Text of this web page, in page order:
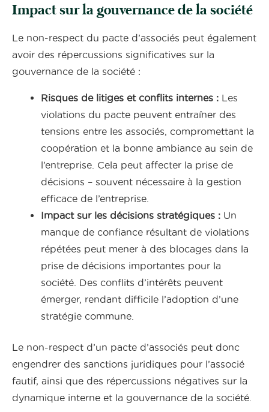
Impact sur la gouvernance de la société
Le non-respect du pacte d’associés peut également
avoir des répercussions significatives sur la
gouvernance de la société :
Risques de litiges et conflits internes : Les
violations du pacte peuvent entraîner des
tensions entre les associés, compromettant la
coopération et la bonne ambiance au sein de
l’entreprise. Cela peut affecter la prise de
décisions – souvent nécessaire à la gestion
efficace de l’entreprise.
Impact sur les décisions stratégiques : Un
manque de confiance résultant de violations
répétées peut mener à des blocages dans la
prise de décisions importantes pour la
société. Des conflits d’intérêts peuvent
émerger, rendant difficile l’adoption d’une
stratégie commune.
Le non-respect d’un pacte d’associés peut donc
engendrer des sanctions juridiques pour l’associé
fautif, ainsi que des répercussions négatives sur la
dynamique interne et la gouvernance de la société.